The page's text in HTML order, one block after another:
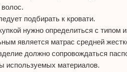
волос.
подбирать к кровати.
нужно определиться с
является матрас средней
должно сопровождаться
используемых материалов.